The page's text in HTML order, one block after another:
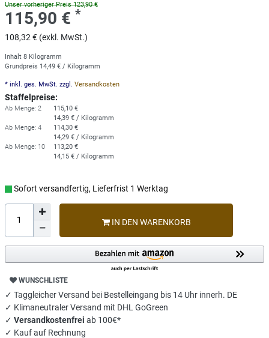
Unser vorheriger Preis 123,90 €
115,90 € *
108,32 € (exkl. MwSt.)
Inhalt 8 Kilogramm
Grundpreis 14,49 € / Kilogramm
* inkl. ges. MwSt. zzgl. Versandkosten
Staffelpreise:
Ab Menge: 2
115,10 €
14,39 € / Kilogramm
Ab Menge: 4
114,30 €
14,29 € / Kilogramm
Ab Menge: 10
113,20 €
14,15 € / Kilogramm
Sofort versandfertig, Lieferfrist 1 Werktag
IN DEN WARENKORB
WUNSCHLISTE
✓ Taggleicher Versand bei Bestelleingang bis 14 Uhr innerh. DE
✓ Klimaneutraler Versand mit DHL GoGreen
✓ Versandkostenfrei ab 100€*
✓ Kauf auf Rechnung